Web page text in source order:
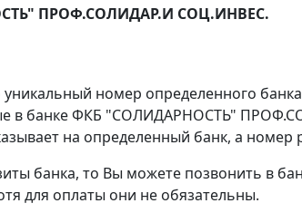
ПРОФ.СОЛИДАР.И СОЦ.ИНВЕС.
уникальный номер определенного
в банке ФКБ "СОЛИДАРНОСТЬ"
на определенный банк, а номер
банка, то Вы можете позвонить
для оплаты они не обязательны.